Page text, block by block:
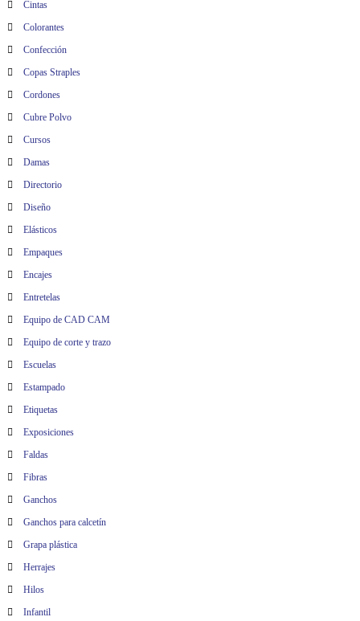
Cintas
Colorantes
Confección
Copas Straples
Cordones
Cubre Polvo
Cursos
Damas
Directorio
Diseño
Elásticos
Empaques
Encajes
Entretelas
Equipo de CAD CAM
Equipo de corte y trazo
Escuelas
Estampado
Etiquetas
Exposiciones
Faldas
Fibras
Ganchos
Ganchos para calcetín
Grapa plástica
Herrajes
Hilos
Infantil